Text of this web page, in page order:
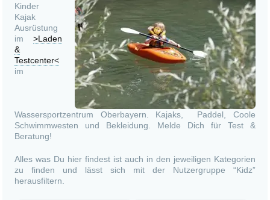
Kinder
Kajak
Ausrüstung
im >Laden
&
Testcenter<
im
Wassersportzentrum Oberbayern. Kajaks, Paddel, Coole
Schwimmwesten und Bekleidung. Melde Dich für Test &
Beratung!
Alles was Du hier findest ist auch in den jeweiligen Kategorien
zu finden und lässt sich mit der Nutzergruppe “Kidz”
herausfiltern.